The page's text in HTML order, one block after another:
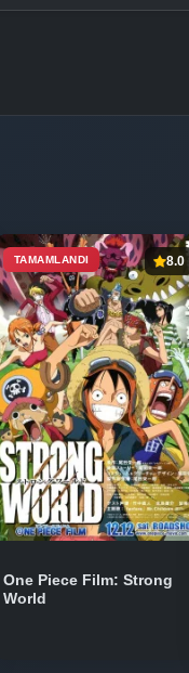
TAMAMLANDI 8.0
One Piece Film: Strong
World